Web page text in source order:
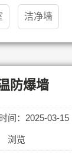
洁净墙
防爆墙
间：2025-03-15
浏览